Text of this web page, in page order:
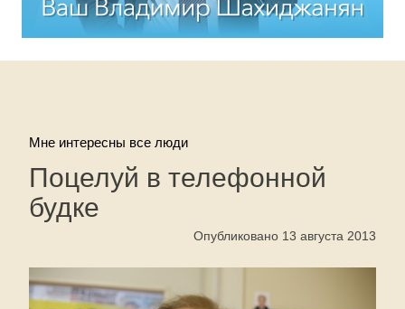
Мне интересны все люди
Поцелуй в телефонной
будке
Опубликовано 13 августа 2013